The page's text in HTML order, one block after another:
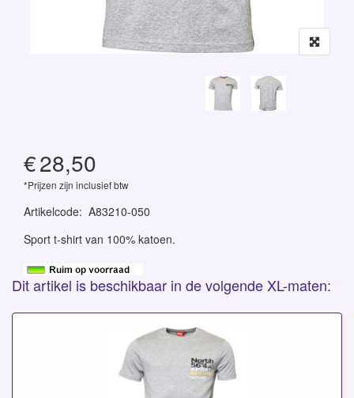
€28,50
*Prijzen zijn inclusief btw
Artikelcode: A83210-050
Sport t-shirt van 100% katoen.
Dit artikel is beschikbaar in de volgende XL-maten: